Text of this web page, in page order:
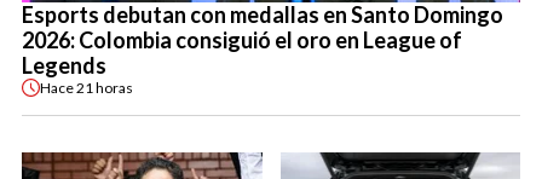
Esports debutan con medallas en Santo Domingo
2026: Colombia consiguió el oro en League of
Legends
Hace21 horas